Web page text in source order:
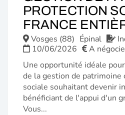
PROTECTION
FRANCE
Vosges (88) Épinal
10/06/2026
A
Une opportunité idéale
de la gestion de patrimoine
sociale souhaitant devenir
bénéficiant de l'appui d'un
Vous...